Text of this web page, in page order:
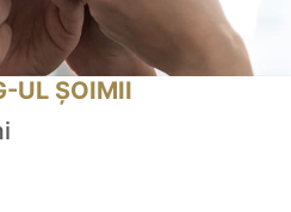
UL ȘOIMII